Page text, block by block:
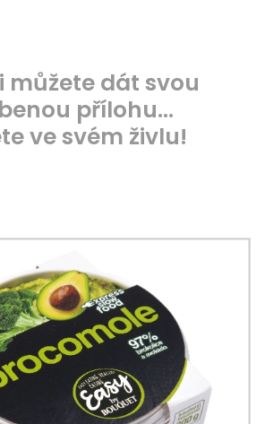
můžete dát svou
přílohu…
ve svém živlu!